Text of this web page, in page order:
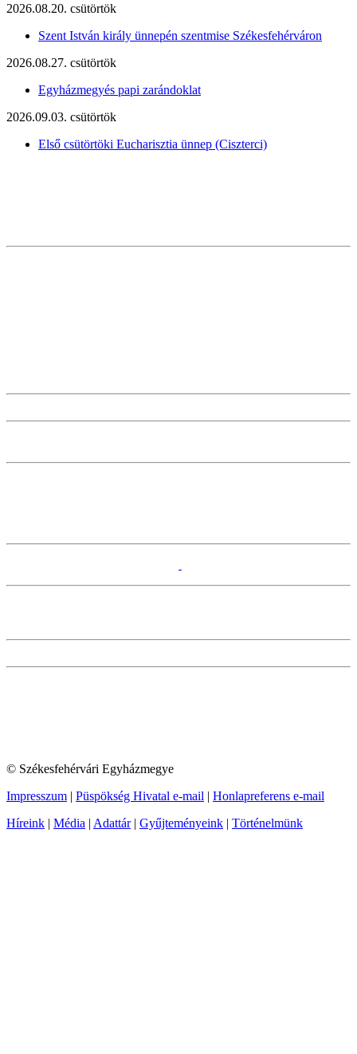
2026.08.20. csütörtök
Szent István király ünnepén szentmise Székesfehérváron
2026.08.27. csütörtök
Egyházmegyés papi zarándoklat
2026.09.03. csütörtök
Első csütörtöki Eucharisztia ünnep (Ciszterci)
© Székesfehérvári Egyházmegye
Impresszum | Püspökség Hivatal e-mail | Honlapreferens e-mail
Híreink | Média | Adattár| Gyűjteményeink | Történelmünk